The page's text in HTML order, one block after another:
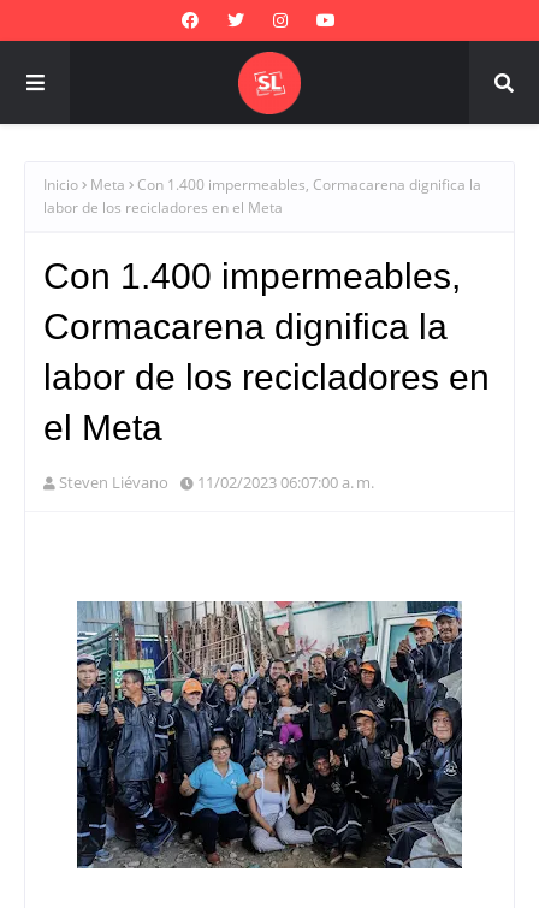
Inicio Meta
Con 1.400 impermeables, Cormacarena dignifica la
labor de los recicladores en el Meta
Con 1.400 impermeables,
Cormacarena dignifica la
labor de los recicladores en
el Meta
Steven Liévano 11/02/2023 06:07:00 a. m.